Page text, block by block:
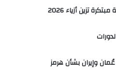
تزين أزياء 2026
وإيران بشأن هرمز